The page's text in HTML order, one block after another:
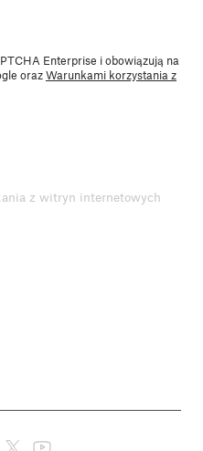
Enterprise i obowiązują na
orazWarunkami korzystania z
z witryn internetowych